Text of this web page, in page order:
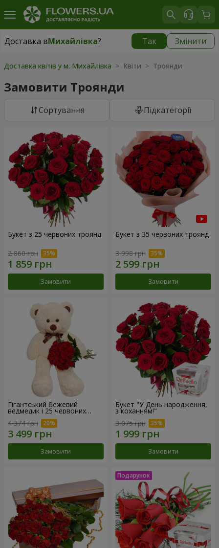
Доставка вМихайлівка? Так Змінити
Доставка вМихайлівка|
Доставка квітів у м. Михайлівка > Квіти > Троянди
Замовити Троянди
Сортування Підкатегорії
Букет з 25 червоних троянд
2 860 грн
Замовити
Букет з 35 червоних троянд
3 998 грн
Замовити
Гігантський бежевий
ведмедик і 25 червоних
троянд
4 374 грн
Замовити
Букет "У День народження,
з коханням!"
3 075 грн
Замовити